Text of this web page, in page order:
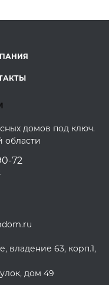
домов под ключ.
области
72
владение 63, корп.1,
дом 49